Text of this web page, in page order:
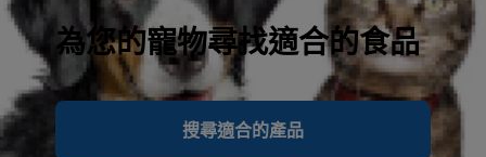
為您的寵物尋找適合的食品
搜尋適合的產品